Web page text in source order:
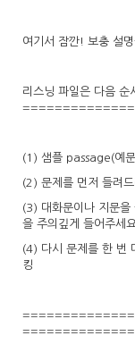
여기서 잠깐! 보충 설
리스닝 파일은 다음 순
(1) 샘플 passage(예
(2) 문제를 먼저 들려
(3) 대화문이나 지문을
을 주의깊게 들어주세
(4) 다시 문제를 한 번
킹